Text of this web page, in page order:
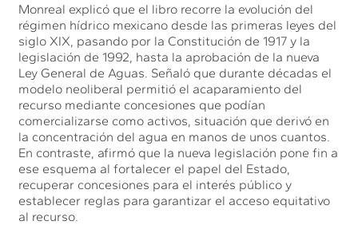
Monreal explicó que el libro recorre la evolución del
régimen hídrico mexicano desde las primeras leyes del
siglo XIX, pasando por la Constitución de 1917 y la
legislación de 1992, hasta la aprobación de la nueva
Ley General de Aguas. Señaló que durante décadas el
modelo neoliberal permitió el acaparamiento del
recurso mediante concesiones que podían
comercializarse como activos, situación que derivó en
la concentración del agua en manos de unos cuantos.
En contraste, afirmó que la nueva legislación pone fin a
ese esquema al fortalecer el papel del Estado,
recuperar concesiones para el interés público y
establecer reglas para garantizar el acceso equitativo
al recurso.